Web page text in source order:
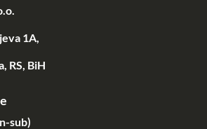
1A,
RS, BiH
sub)